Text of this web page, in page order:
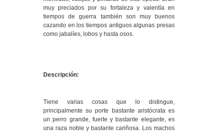
muy preciados por su fortaleza y valentía en
tiempos de guerra también son muy buenos
cazando en los tiempos antiguos algunas presas
como jabalíes, lobos y hasta osos.
Descripción:
Tiene varias cosas que lo distingue,
principalmente su porte bastante aristócrata es
un perro grande, fuerte y bastante elegante, es
una raza noble y bastante cariñosa. Los machos